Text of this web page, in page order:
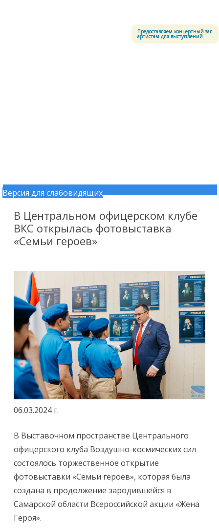
Версия для слабовидящих
Предоставляем концертный зал
артистам для выступлений
Перейти к содержимому
В Центральном офицерском клубе
ВКС открылась фотовыставка
«Семьи героев»
06.03.2024 г.
В Выставочном пространстве Центрального
офицерского клуба Воздушно-космических сил
состоялось торжественное открытие
фотовыставки «Семьи героев», которая была
создана в продолжение зародившейся в
Самарской области Всероссийской акции «Жена
Героя».